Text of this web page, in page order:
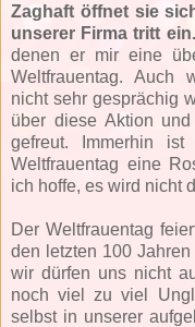
Zaghaft öffnet sie
unserer Firma tritt ein.
denen er mir eine
Weltfrauentag. Auch
nicht sehr gesprächig
über diese Aktion
gefreut. Immerhin
Weltfrauentag eine
ich hoffe, es wird nicht
Der Weltfrauentag
den letzten 100
wir dürfen uns nicht
noch viel zu viel
selbst in unserer